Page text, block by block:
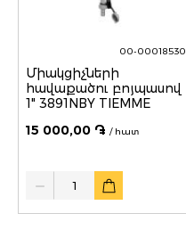
00-00018530
Միակցիչների
հավաքածու բոյպասով
1" 3891NBY TIEMME
15 000,00 ֏ / հատ
Quantity